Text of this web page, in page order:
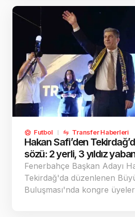
Futbol Transfer Haberleri
Hakan Safi’den
sözü: 2 yerli, 3 yıldız
Fenerbahçe Başkan Adayı
Tekirdağ'da düzenlenen
Buluşması'nda kongre